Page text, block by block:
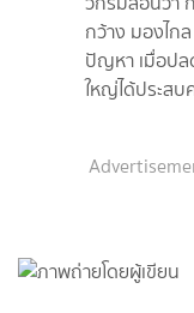
กว้าง มองไก
ปัญหา เมื่อปล
ใหญ่ได้ประสบ